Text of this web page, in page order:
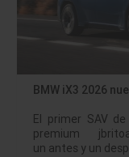
BMW iX3 2026
El primer SAV
premium
un antes y un